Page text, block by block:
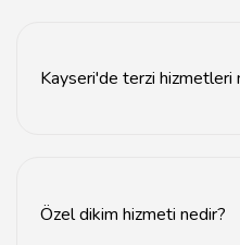
Kayseri'de terzi hizmetleri
Özel dikim hizmeti nedir?